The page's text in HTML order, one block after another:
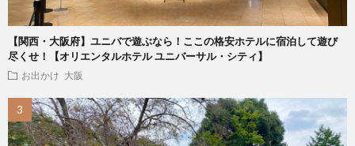
【関西・大阪府】ユニバで遊ぶなら！ここの格安ホテルに宿泊して遊び
尽くせ！【オリエンタルホテル ユニバーサル・シティ】
お出かけ 大阪